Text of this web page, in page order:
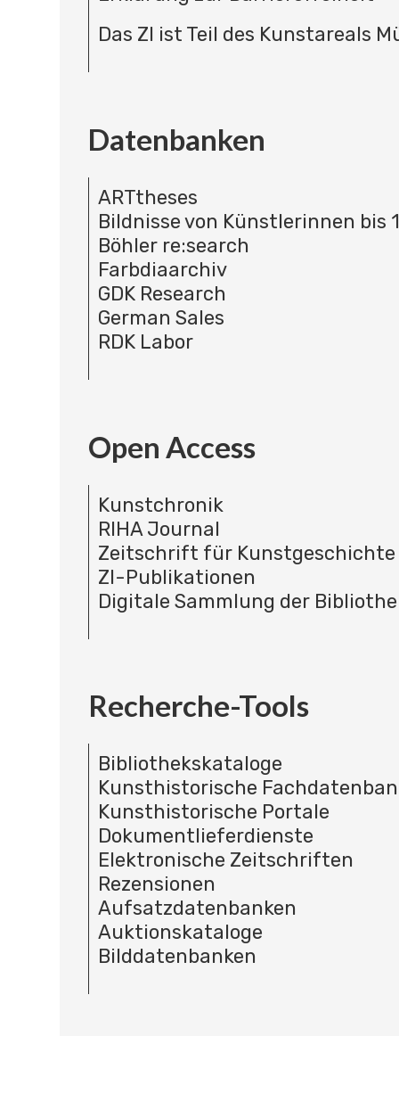
Das ZI ist Teil des Kunstareals
Datenbanken
ARTtheses
Bildnisse von Künstlerinnen bis
Böhler re:search
Farbdiaarchiv
GDK Research
German Sales
RDK Labor
Open Access
Kunstchronik
RIHA Journal
Zeitschrift für Kunstgeschichte
ZI-Publikationen
Digitale Sammlung der
Recherche-Tools
Bibliothekskataloge
Kunsthistorische
Kunsthistorische Portale
Dokumentlieferdienste
Elektronische Zeitschriften
Rezensionen
Aufsatzdatenbanken
Auktionskataloge
Bilddatenbanken